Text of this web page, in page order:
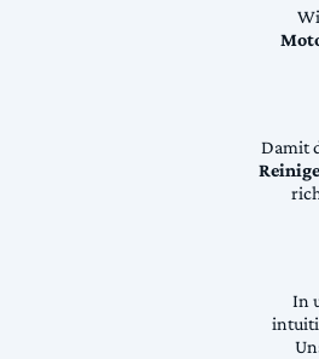
Damit
In